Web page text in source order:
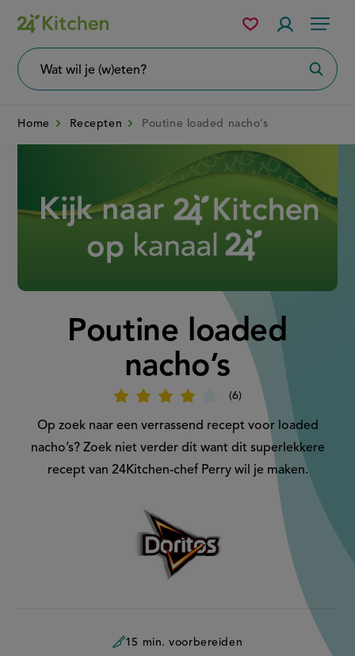
Overslaan
en
naar
Menu
wil
Mijn
bewaarde
Home Recepten Poutine loaded nacho’s
Poutine loaded
nacho’s
6
Beoordeel
'Poutine
loaded
nacho’s'
Op zoek naar een verrassend recept voor loaded
nacho’s? Zoek niet verder dit want dit superlekkere
recept van 24Kitchen-chef Perry wil je maken.
door:
15 min. voorbereiden